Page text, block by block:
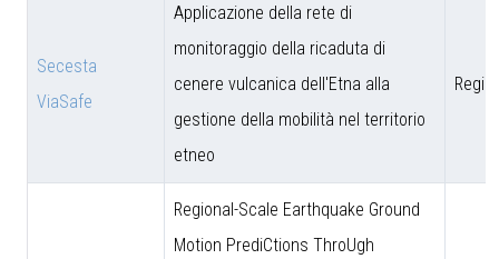
Secesta
ViaSafe
Applicazione della rete di
monitoraggio della ricaduta di
cenere vulcanica dell'Etna alla
gestione della mobilità nel territorio
etneo
Regional-Scale Earthquake Ground
Motion PrediCtions ThroUgh